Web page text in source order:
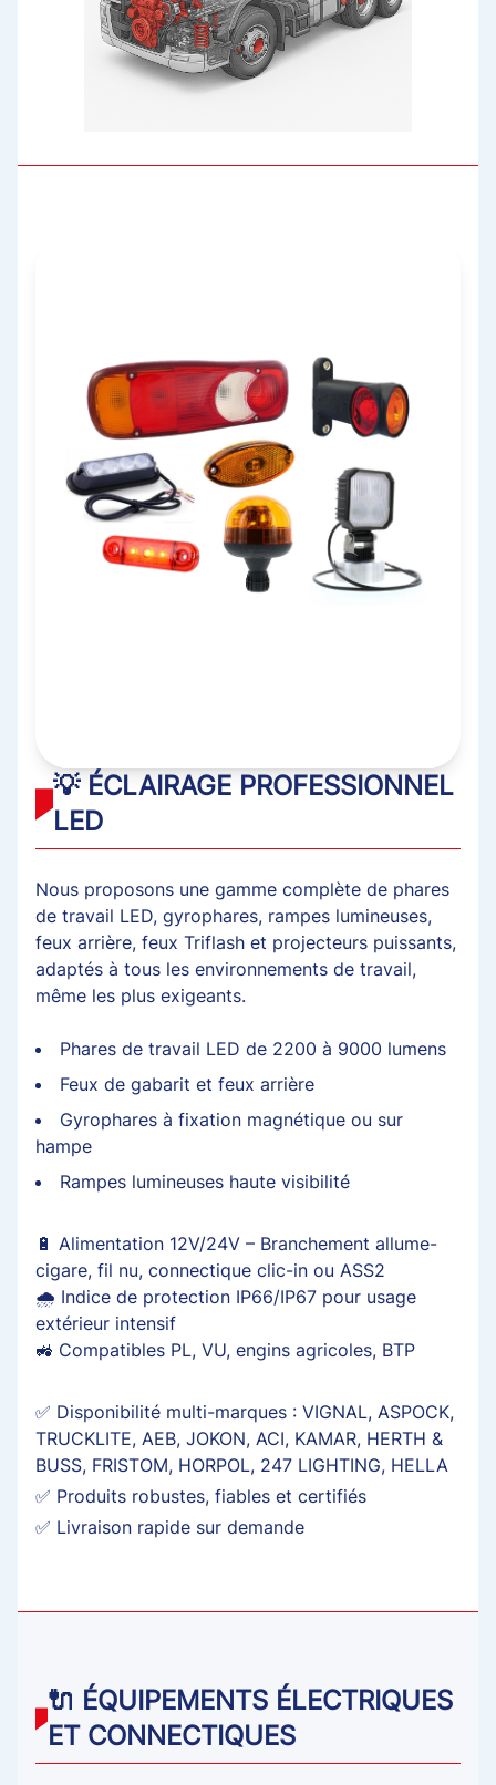
💡 ÉCLAIRAGE PROFESSIONNEL
LED
Nous proposons une gamme complète de phares
de travail LED, gyrophares, rampes lumineuses,
feux arrière, feux Triflash et projecteurs puissants,
adaptés à tous les environnements de travail,
même les plus exigeants.
Phares de travail LED de 2200 à 9000 lumens
Feux de gabarit et feux arrière
Gyrophares à fixation magnétique ou sur
hampe
Rampes lumineuses haute visibilité
🔋 Alimentation 12V/24V – Branchement allume-
cigare, fil nu, connectique clic-in ou ASS2
🌧️ Indice de protection IP66/IP67 pour usage
extérieur intensif
🚜 Compatibles PL, VU, engins agricoles, BTP
✅ Disponibilité multi-marques : VIGNAL, ASPOCK,
TRUCKLITE, AEB, JOKON, ACI, KAMAR, HERTH &
BUSS, FRISTOM, HORPOL, 247 LIGHTING, HELLA
✅ Produits robustes, fiables et certifiés
✅ Livraison rapide sur demande
🔌 ÉQUIPEMENTS ÉLECTRIQUES
ET CONNECTIQUES